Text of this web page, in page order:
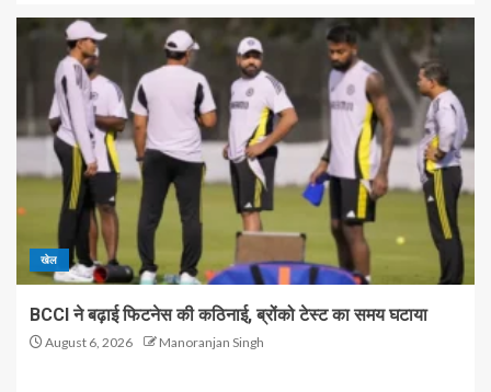
खेल
BCCI ने बढ़ाई फिटनेस की कठिनाई, ब्रोंको टेस्ट का समय घटाया
August 6, 2026 Manoranjan Singh